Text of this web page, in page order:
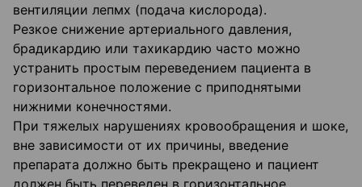
вентиляции лепмх (подача кислорода).
Резкое снижение артериального давления,
брадикардию или тахикардию часто можно
устранить простым переведением пациента в
горизонтальное положение с приподнятыми
нижними конечностями.
При тяжелых нарушениях кровообращения и шоке,
вне зависимости от их причины, введение
препарата должно быть прекращено и пациент